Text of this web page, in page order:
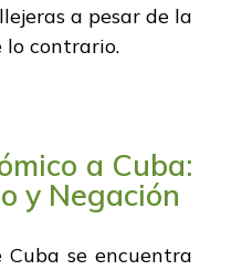
a pesar de la
lo contrario.
a Cuba:
y Negación
se encuentra